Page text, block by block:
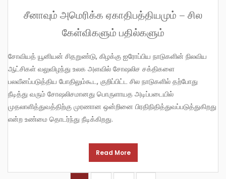
சீனாவும் அமெரிக்க ஏகாதிபத்தியமும் – சில
கேள்விகளும் பதில்களும்
சோவியத் யூனியன் சிதறுண்டு, கிழக்கு ஐரோப்பிய நாடுகளின் நிலவிய
ஆட்சிகள் வலுவிழந்து உலக அளவில் சோஷலிச சக்திகளை
பலவீனப்படுத்திய போதிலும்கூட, குறிப்பிட்ட சில நாடுகளில் தற்போது
நீடித்து வரும் சோஷலிசமானது பொருளாயத அடிப்படையில்
முதலாளித்துவத்திற்கு முரணான ஒன்றினை பிரதிநிதித்துவப்படுத்துகிறது
என்ற உண்மை தொடர்ந்து நீடிக்கிறது.
Read More